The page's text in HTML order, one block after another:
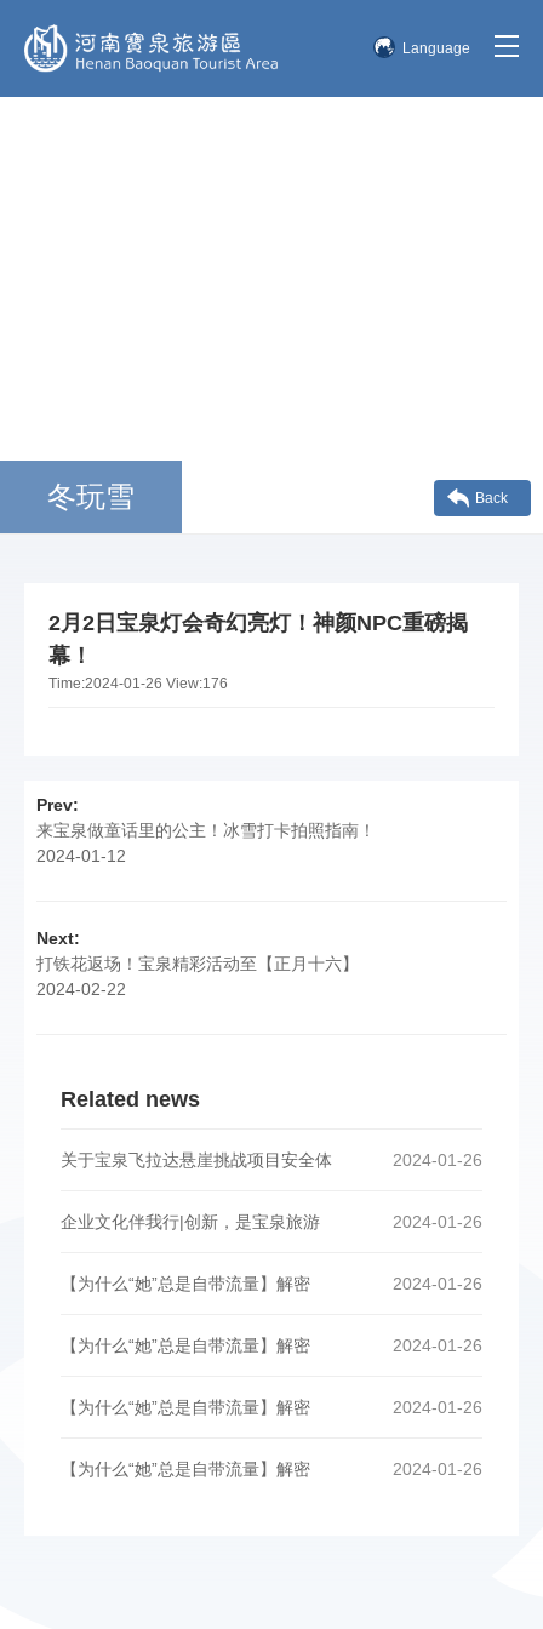
Language
冬玩雪 Back
2月2日宝泉灯会奇幻亮灯！神颜NPC重磅揭
幕！
Time:2024-01-26 View:176
Prev:
来宝泉做童话里的公主！冰雪打卡拍照指南！
2024-01-12
Next:
打铁花返场！宝泉精彩活动至【正月十六】
2024-02-22
Related news
2024-01-26
关于宝泉飞拉达悬崖挑战项目安全体
2024-01-26
企业文化伴我行|创新，是宝泉旅游
2024-01-26
【为什么“她”总是自带流量】解密
2024-01-26
【为什么“她”总是自带流量】解密
2024-01-26
【为什么“她”总是自带流量】解密
2024-01-26
【为什么“她”总是自带流量】解密